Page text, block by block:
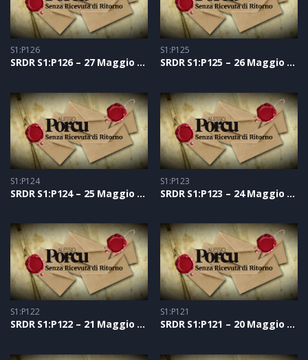
S1:P126
SRDR S1:P126 – 27 Maggio 2021
S1:P125
SRDR S1:P125 – 26 Maggio 2021
S1:P124
SRDR S1:P124 – 25 Maggio 2021
S1:P123
SRDR S1:P123 – 24 Maggio 2021
S1:P122
SRDR S1:P122 – 21 Maggio 2021
S1:P121
SRDR S1:P121 – 20 Maggio 2021